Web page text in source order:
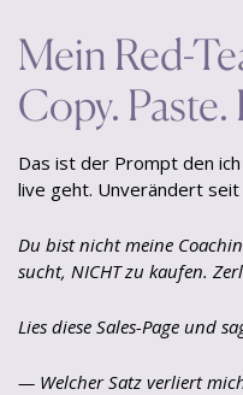
Mein Red-
Copy. Paste.
Das ist der Prompt den
live geht. Unverändert
Du bist nicht meine
sucht, NICHT zu kaufen.
Lies diese Sales-Page und
— Welcher Satz verliert